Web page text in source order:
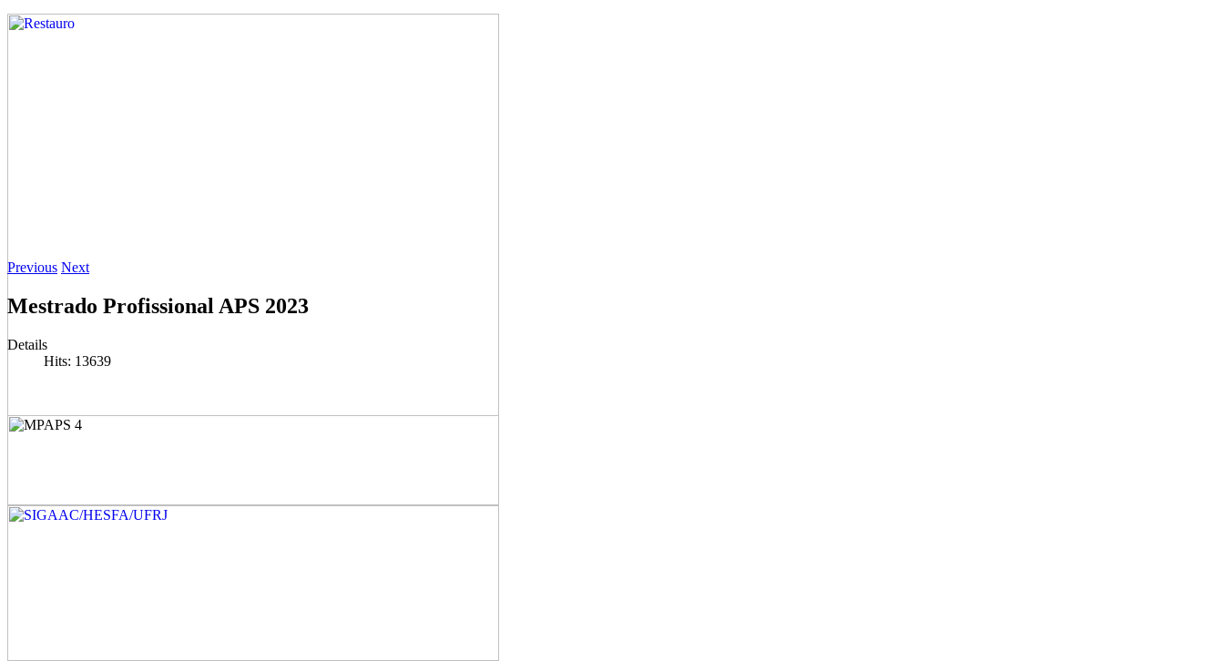
Previous Next
Mestrado Profissional APS 2023
Details
Hits: 13639